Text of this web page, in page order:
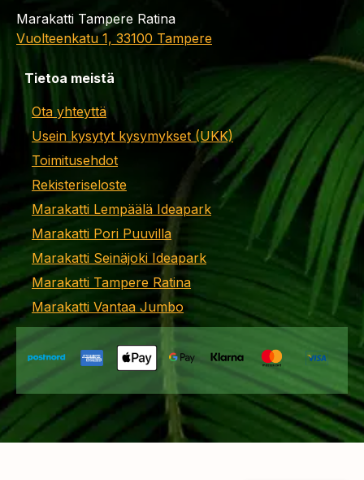
Marakatti Tampere Ratina
Vuolteenkatu 1, 33100 Tampere
Tietoa meistä
Ota yhteyttä
Usein kysytyt kysymykset (UKK)
Toimitusehdot
Rekisteriseloste
Marakatti Lempäälä Ideapark
Marakatti Pori Puuvilla
Marakatti Seinäjoki Ideapark
Marakatti Tampere Ratina
Marakatti Vantaa Jumbo